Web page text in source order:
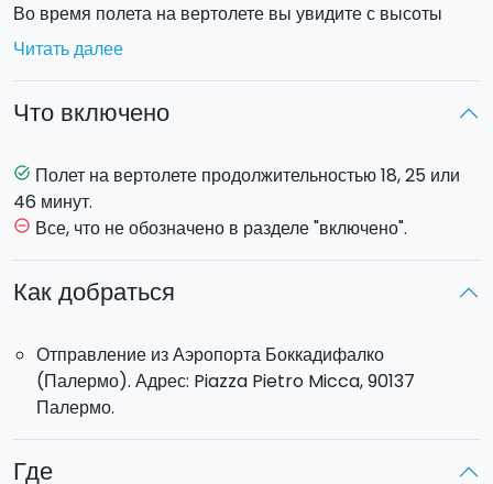
Во время полета на вертолете вы увидите с высоты
птичьего полета такие города как:
Монделло, Монте Пеллегрино
Тур, Золотой Тур или Платиновый Тур.
Серебряный Тур: продолжительность полета 18 минут.
Монделло с его потрясающими пляжами, вплоть до
кварталаСанта Верджине Мария
Золотой Тур: продолжительность полета 25 минут. В
дополнение к программе Серебряного Тура включает в
себя полет над горой
островомИзола делле Фемминеи пляжем
Сферракавалло
Читать далее
Что включено
task_alt Полет на вертолете продолжительностью 18, 25 или
46 минут.
remove_circle_outline Все, что не обозначено в разделе "включено".
Как добраться
Отправление из Аэропорта Боккадифалко
(Палермо). Адрес: Piazza Pietro Micca, 90137
Палермо.
Где